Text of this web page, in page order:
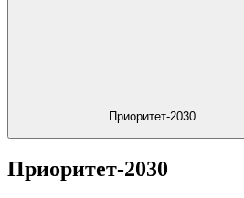
Приоритет-2030
Приоритет-2030